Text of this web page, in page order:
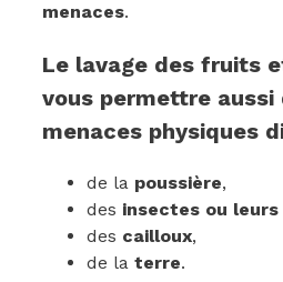
menaces.
Le lavage des fruits
vous permettre aussi
menaces physiques
de la poussière,
des insectes ou
des cailloux,
de la terre.